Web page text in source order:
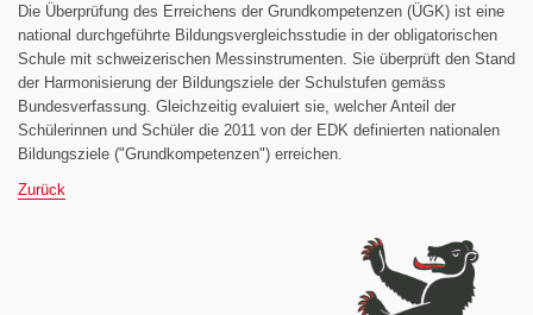
Die Überprüfung des Erreichens der Grundkompetenzen (ÜGK) ist eine
national durchgeführte Bildungsvergleichsstudie in der obligatorischen
Schule mit schweizerischen Messinstrumenten. Sie überprüft den Stand
der Harmonisierung der Bildungsziele der Schulstufen gemäss
Bundesverfassung. Gleichzeitig evaluiert sie, welcher Anteil der
Schülerinnen und Schüler die 2011 von der EDK definierten nationalen
Bildungsziele ("Grundkompetenzen") erreichen.
Zurück